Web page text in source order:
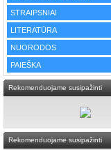
STRAIPSNIAI
LITERATŪRA
NUORODOS
PAIEŠKA
Rekomenduojame susipažinti
Rekomenduojame susipažinti